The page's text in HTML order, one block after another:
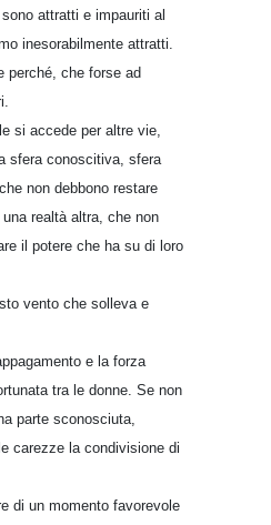
attratti e impauriti al
inesorabilmente attratti.
perché, che forse ad
si accede per altre vie,
sfera conoscitiva, sfera
non debbono restare
realtà altra, che non
il potere che ha su di loro
vento che solleva e
e la forza
tra le donne. Se non
parte sconosciuta,
carezze la condivisione di
di un momento favorevole